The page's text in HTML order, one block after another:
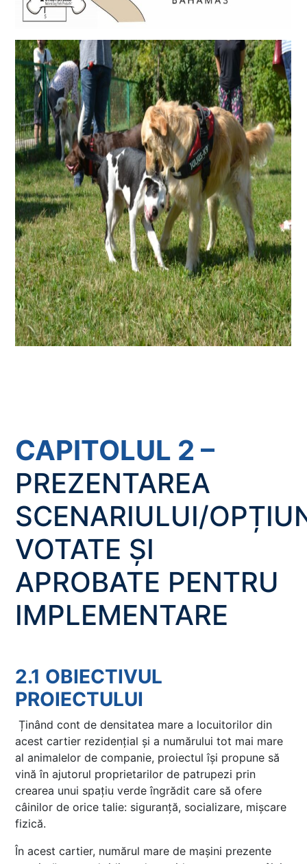
CAPITOLUL 2 –
PREZENTAREA
SCENARIULUI/
VOTATE ȘI
APROBATE PENTRU
IMPLEMENTARE
2.1 OBIECTIVUL
PROIECTULUI
Ținând cont de densitatea mare a locuitorilor din
acest cartier rezidențial și a numărului tot mai mare
al animalelor de companie, proiectul își propune să
vină în ajutorul proprietarilor de patrupezi prin
crearea unui spațiu verde îngrădit care să ofere
câinilor de orice talie: siguranță, socializare, mișcare
fizică.
În acest cartier, numărul mare de mașini prezente